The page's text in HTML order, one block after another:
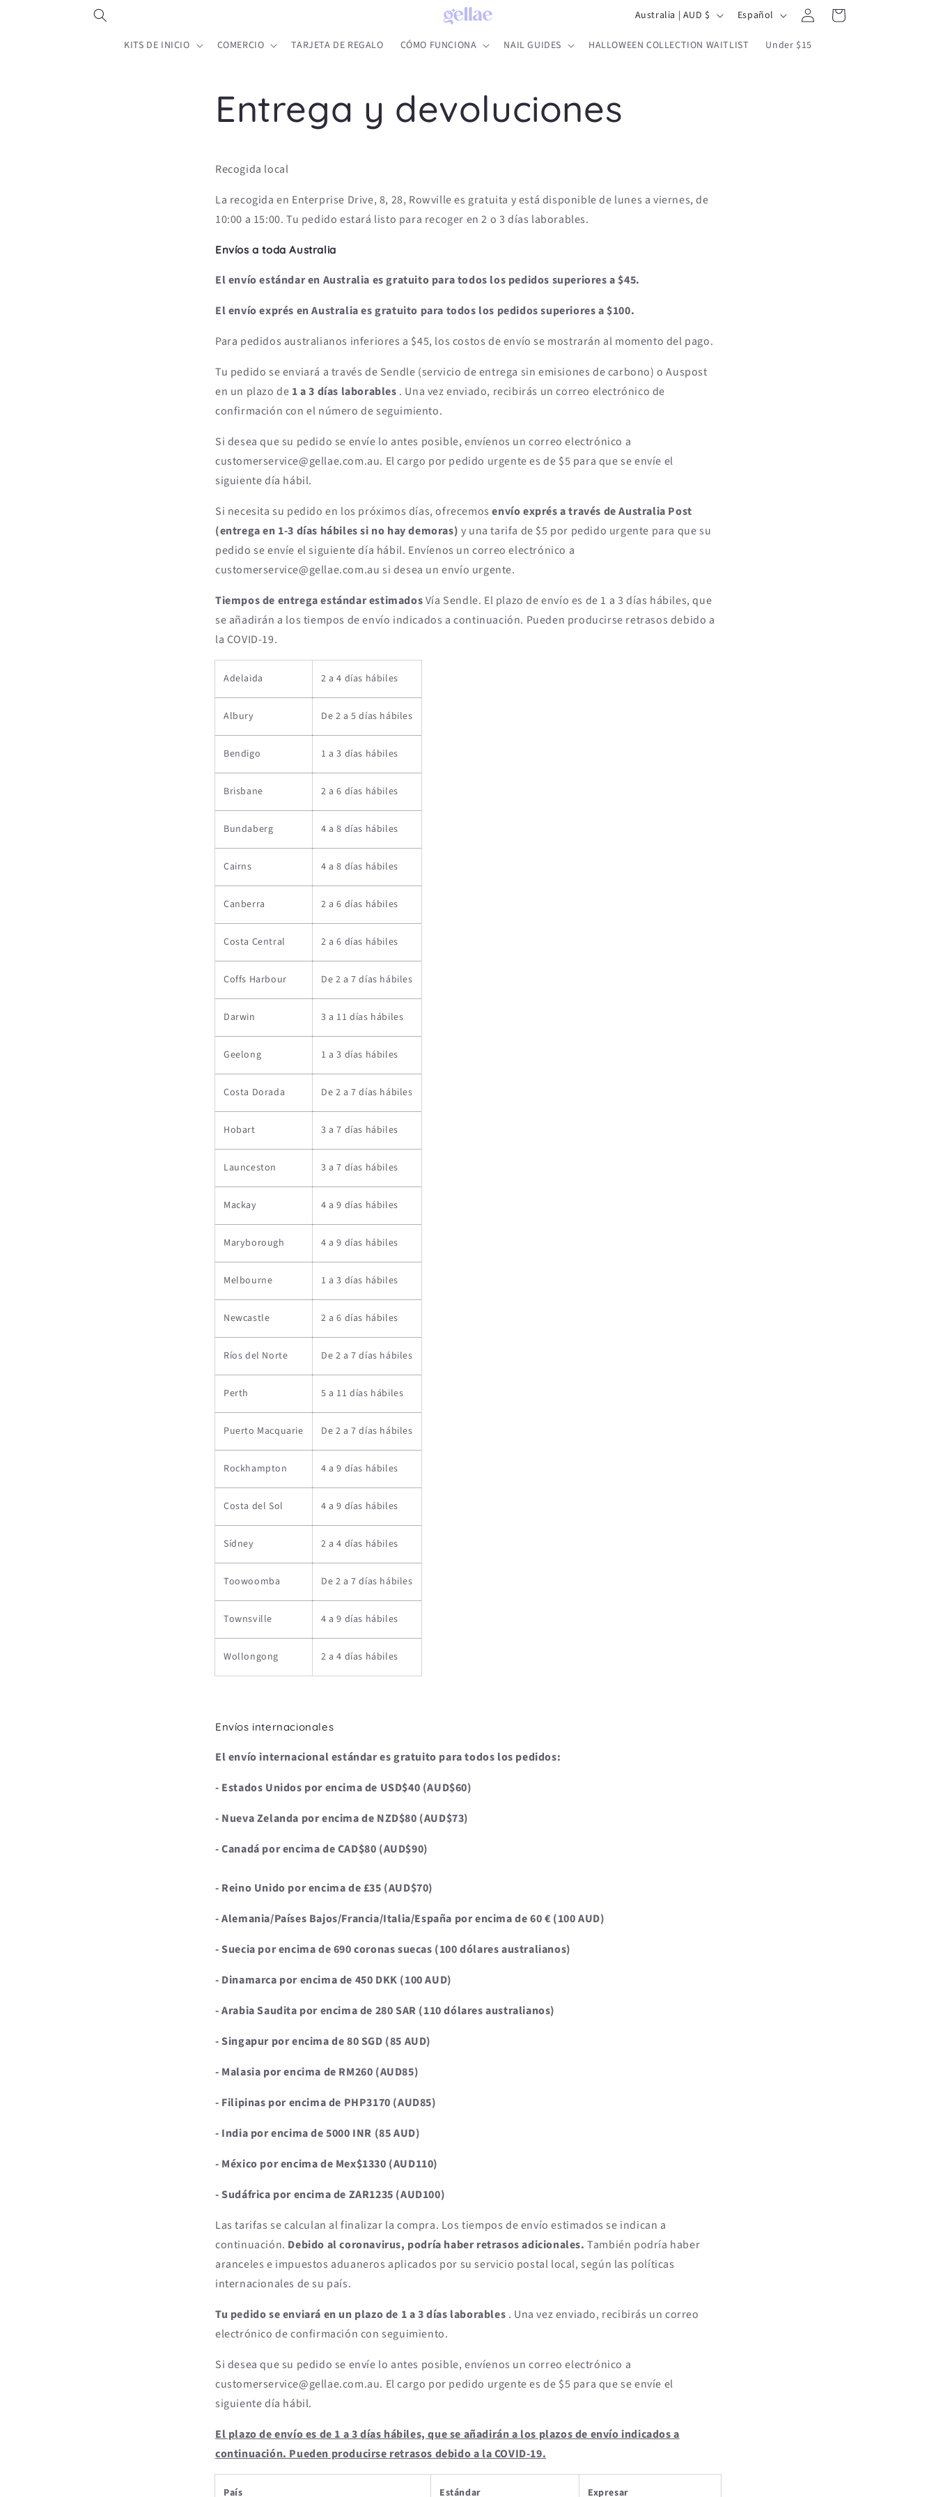
KITS DE INICIO COMERCIO TARJETA DE REGALO CÓMO FUNCIONA NAIL GUIDES HALLOWEEN COLLECTION WAITLIST Under $15
P
í
ó
Australia | AUD $
i
Español
Iniciar
sesión
Carrito
Entrega y devoluciones
Recogida local
La recogida en Enterprise Drive, 8, 28, Rowville es gratuita y está disponible de lunes a viernes, de
10:00 a 15:00. Tu pedido estará listo para recoger en 2 o 3 días laborables.
Envíos a toda Australia
El envío estándar en Australia es gratuito para todos los pedidos superiores a $45.
El envío exprés en Australia es gratuito para todos los pedidos superiores a $100.
Para pedidos australianos inferiores a $45, los costos de envío se mostrarán al momento del pago.
Tu pedido se enviará a través de Sendle (servicio de entrega sin emisiones de carbono) o Auspost
en un plazo de 1 a 3 días laborables . Una vez enviado, recibirás un correo electrónico de
confirmación con el número de seguimiento.
Si desea que su pedido se envíe lo antes posible, envíenos un correo electrónico a
customerservice@gellae.com.au. El cargo por pedido urgente es de $5 para que se envíe el
siguiente día hábil.
Si necesita su pedido en los próximos días, ofrecemosenvío exprés a través de Australia Post
(entrega en 1-3 días hábiles si no hay demoras) y una tarifa de $5 por pedido urgente para que su
pedido se envíe el siguiente día hábil. Envíenos un correo electrónico a
customerservice@gellae.com.au si desea un envío urgente.
Tiempos de entrega estándar estimadosVía Sendle. El plazo de envío es de 1 a 3 días hábiles, que
se añadirán a los tiempos de envío indicados a continuación. Pueden producirse retrasos debido a
la COVID-19.
Adelaida 2 a 4 días hábiles
Albury De 2 a 5 días hábiles
Bendigo 1 a 3 días hábiles
Brisbane 2 a 6 días hábiles
Bundaberg 4 a 8 días hábiles
Cairns 4 a 8 días hábiles
Canberra 2 a 6 días hábiles
Costa Central 2 a 6 días hábiles
Coffs Harbour De 2 a 7 días hábiles
Darwin 3 a 11 días hábiles
Geelong 1 a 3 días hábiles
Costa Dorada De 2 a 7 días hábiles
Hobart 3 a 7 días hábiles
Launceston 3 a 7 días hábiles
Mackay 4 a 9 días hábiles
Maryborough 4 a 9 días hábiles
Melbourne 1 a 3 días hábiles
Newcastle 2 a 6 días hábiles
Ríos del Norte De 2 a 7 días hábiles
Perth 5 a 11 días hábiles
Puerto Macquarie De 2 a 7 días hábiles
Rockhampton 4 a 9 días hábiles
Costa del Sol 4 a 9 días hábiles
Sídney 2 a 4 días hábiles
Toowoomba De 2 a 7 días hábiles
Townsville 4 a 9 días hábiles
Wollongong 2 a 4 días hábiles
Envíos internacionales
El envío internacional estándar es gratuito para todos los pedidos:
- Estados Unidos por encima de USD$40 (AUD$60)
- Nueva Zelanda por encima de NZD$80 (AUD$73)
- Canadá por encima de CAD$80 (AUD$90)
- Reino Unido por encima de £35 (AUD$70)
- Alemania/Países Bajos/Francia/Italia/España por encima de 60 € (100 AUD)
- Suecia por encima de 690 coronas suecas (100 dólares australianos)
- Dinamarca por encima de 450 DKK (100 AUD)
- Arabia Saudita por encima de 280 SAR (110 dólares australianos)
- Singapur por encima de 80 SGD (85 AUD)
- Malasia por encima de RM260 (AUD85)
- Filipinas por encima de PHP3170 (AUD85)
- India por encima de 5000 INR (85 AUD)
- México por encima de Mex$1330 (AUD110)
- Sudáfrica por encima de ZAR1235 (AUD100)
Las tarifas se calculan al finalizar la compra. Los tiempos de envío estimados se indican a
continuación. Debido al coronavirus, podría haber retrasos adicionales. También podría haber
aranceles e impuestos aduaneros aplicados por su servicio postal local, según las políticas
internacionales de su país.
Tu pedido se enviará en un plazo de 1 a 3 días laborables . Una vez enviado, recibirás un correo
electrónico de confirmación con seguimiento.
Si desea que su pedido se envíe lo antes posible, envíenos un correo electrónico a
customerservice@gellae.com.au. El cargo por pedido urgente es de $5 para que se envíe el
siguiente día hábil.
El plazo de envío es de 1 a 3 días hábiles, que se añadirán a los plazos de envío indicados a
continuación. Pueden producirse retrasos debido a la COVID-19.
País Estándar Expresar